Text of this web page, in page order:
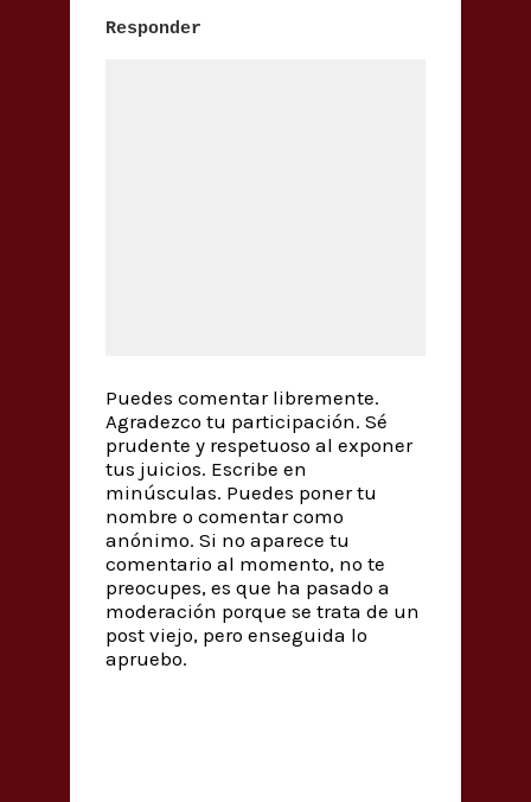
Responder
Puedes comentar libremente.
Agradezco tu participación. Sé
prudente y respetuoso al exponer
tus juicios. Escribe en
minúsculas. Puedes poner tu
nombre o comentar como
anónimo. Si no aparece tu
comentario al momento, no te
preocupes, es que ha pasado a
moderación porque se trata de un
post viejo, pero enseguida lo
apruebo.